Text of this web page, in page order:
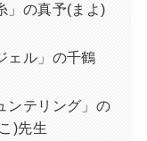
」の真予(まよ)
ェル」の千鶴
ンテリング」の
)先生